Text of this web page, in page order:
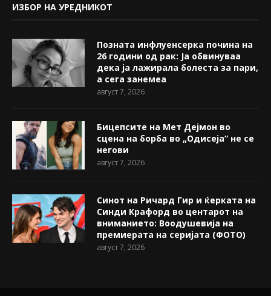
ИЗБОР НА УРЕДНИКОТ
Позната инфлуенсерка почина на
26 години од рак: Ја обвинуваа
дека ја лажирала болеста за пари,
а сега занемеа
август 7, 2026
Бицепсите на Мет Дејмон во
сцена на борба во „Одисеја“ не се
негови
август 7, 2026
Синот на Ричард Гир и ќерката на
Синди Крафорд во центарот на
вниманието: Воодушевија на
премиерата на серијата (ФОТО)
август 7, 2026